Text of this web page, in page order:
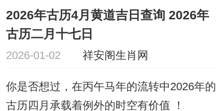
2026年古历4月黄道吉日查询 2026年
古历二月十七日
2026-01-02 祥安阁生肖网
你是否想过，在丙午马年的流转中2026年的
古历四月承载着例外的时空有价值 ！